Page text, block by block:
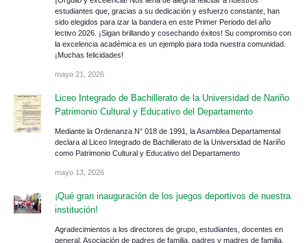
estudiantes que, gracias a su dedicación y esfuerzo constante, han
sido elegidos para izar la bandera en este Primer Periodo del año
lectivo 2026. ¡Sigan brillando y cosechando éxitos! Su compromiso con
la excelencia académica es un ejemplo para toda nuestra comunidad.
¡Muchas felicidades!
mayo 21, 2026
Liceo Integrado de Bachillerato de la Universidad de Nariño
Patrimonio Cultural y Educativo del Departamento
Mediante la Ordenanza N° 018 de 1991, la Asamblea Departamental
declara al Liceo Integrado de Bachillerato de la Universidad de Nariño
como Patrimonio Cultural y Educativo del Departamento
mayo 13, 2026
¡Qué gran inauguración de los juegos deportivos de nuestra
institución!
Agradecimientos a los directores de grupo, estudiantes, docentes en
general, Asociación de padres de familia, padres y madres de familia,